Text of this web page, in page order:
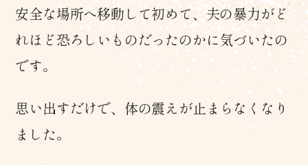
安全な場所へ移動して初めて、夫の暴力がど
れほど恐ろしいものだったのかに気づいたの
です。
思い出すだけで、体の震えが止まらなくなり
ました。